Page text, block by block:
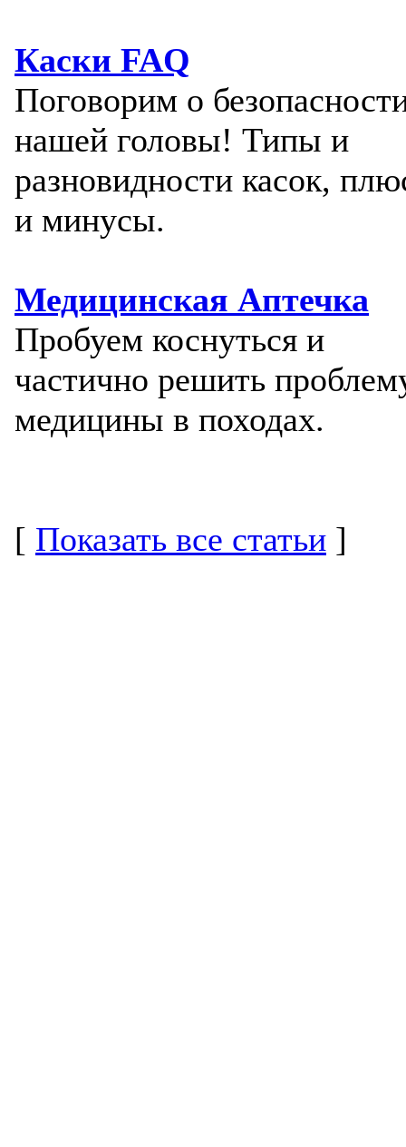
Каски FAQ
Поговорим о
нашей головы! Типы и
разновидности касок,
и минусы.
Медицинская Аптечка
Пробуем коснуться и
частично решить
медицины в походах.
[ Показать все статьи ]